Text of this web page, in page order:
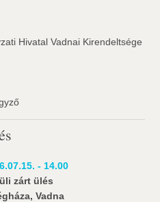
Hivatal Vadnai Kirendeltsége
- 14.00
zárt ülés
Vadna